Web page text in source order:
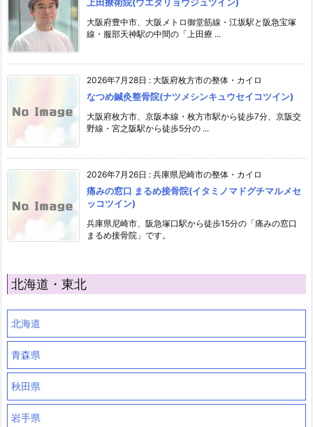
大阪府豊中市、大阪メトロ御堂筋線・江坂駅と阪急宝塚
線・服部天神駅の中間の「上田療 ...
2026年7月28日 : 大阪府枚方市の整体・カイロ
なつめ鍼灸整骨院(ナツメシンキュウセイコツイン)
大阪府枚方市、京阪本線・枚方市駅から徒歩7分、京阪交
野線・宮之阪駅から徒歩5分の ...
2026年7月26日 : 兵庫県尼崎市の整体・カイロ
痛みの窓口 まるめ接骨院(イタミノマドグチマルメセ
ッコツイン)
兵庫県尼崎市、阪急塚口駅から徒歩15分の「痛みの窓口
まるめ接骨院」です。
北海道・東北
北海道
青森県
秋田県
岩手県